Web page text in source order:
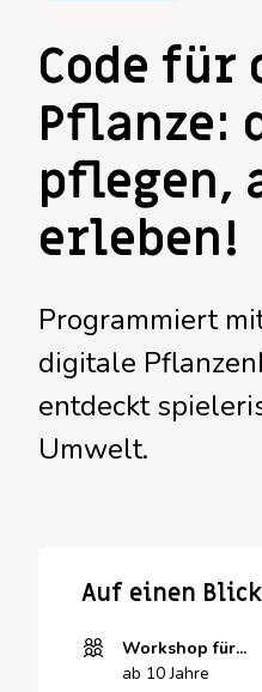
Code für
Pflanze:
pflegen,
erleben!
Programmiert
digitale
entdeckt
Umwelt.
Auf einen Blick
Workshop für...
ab 10 Jahre